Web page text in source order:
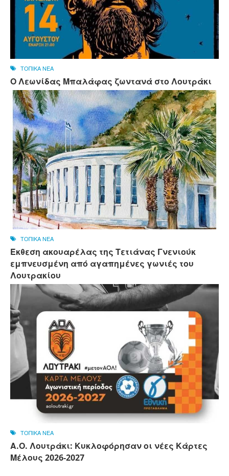
ΤΟΠΙΚΑ ΝΕΑ
Ο Λεωνίδας Μπαλάφας ζωντανά στο Λουτράκι
ΤΟΠΙΚΑ ΝΕΑ
Έκθεση ακουαρέλας της Τετιάνας Γνενιούκ
εμπνευσμένη από αγαπημένες γωνιές του
Λουτρακίου
ΤΟΠΙΚΑ ΝΕΑ
Α.Ο. Λουτράκι: Κυκλοφόρησαν οι νέες Κάρτες
Μέλους 2026-2027